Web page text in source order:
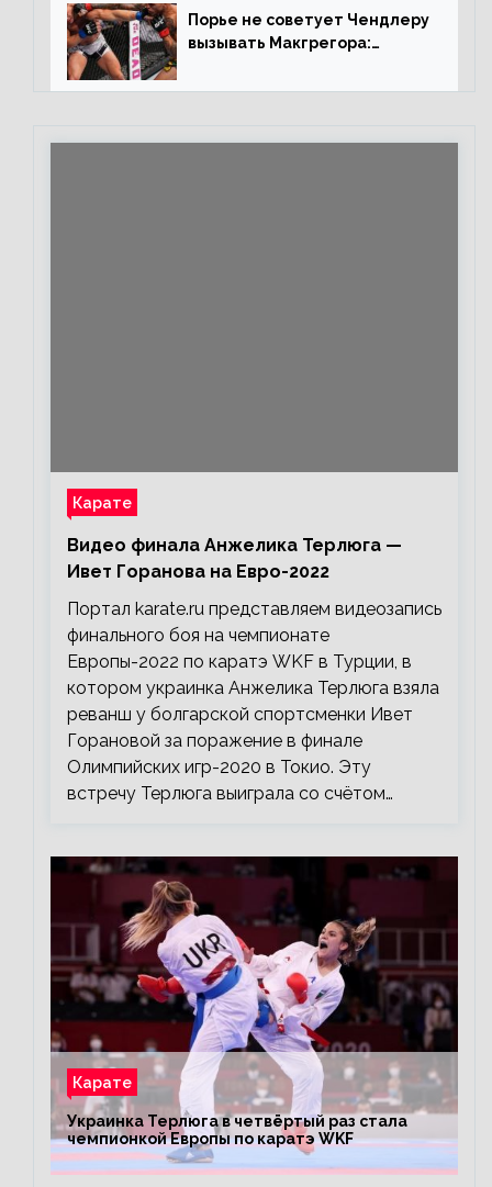
Порье не советует Чендлеру
вызывать Макгрегора:
каждом бою, а Конор умеет
Карате
Видео финала Анжелика Терлюга —
Ивет Горанова на Евро-2022
Портал karate.ru представляем видеозапись
финального боя на чемпионате
Европы-2022 по каратэ WKF в Турции, в
котором украинка Анжелика Терлюга взяла
реванш у болгарской спортсменки Ивет
Горановой за поражение в финале
Олимпийских игр-2020 в Токио. Эту
встречу Терлюга выиграла со счётом…
Карате
Украинка Терлюга в четвёртый раз стала
чемпионкой Европы по каратэ WKF